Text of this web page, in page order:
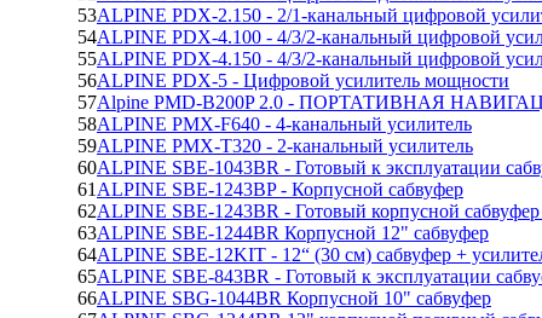
53ALPINE PDX-2.150 - 2/1-канальный цифровой
54ALPINE PDX-4.100 - 4/3/2-канальный цифровой
55ALPINE PDX-4.150 - 4/3/2-канальный цифровой
56ALPINE PDX-5 - Цифровой усилитель мощности
57Alpine PMD-B200P 2.0 - ПОРТАТИВНАЯ
58ALPINE PMX-F640 - 4-канальный усилитель
59ALPINE PMX-T320 - 2-канальный усилитель
60ALPINE SBE-1043BR - Готовый к эксплуатации
61 ALPINE SBE-1243BP - Корпусной сабвуфер
62ALPINE SBE-1243BR - Готовый корпусной
63ALPINE SBE-1244BR Корпусной 12" сабвуфер
64ALPINE SBE-12KIT - 12“ (30 см) сабвуфер +
65ALPINE SBE-843BR - Готовый к эксплуатации
66ALPINE SBG-1044BR Корпусной 10" сабвуфер